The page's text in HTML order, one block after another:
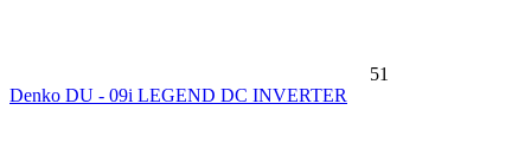
51
Denko DU - 09i LEGEND DC INVERTER